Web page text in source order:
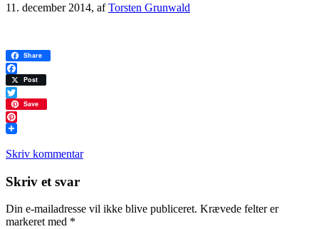
11. december 2014, afTorsten Grunwald
Share
Facebook
Post
Twitter
Save
Pinterest
Skriv kommentar
Læserinteraktioner
Skriv et svar
Din e-mailadresse vil ikke blive publiceret. Krævede felter er
markeret med *